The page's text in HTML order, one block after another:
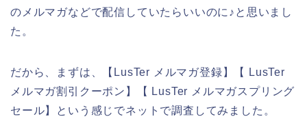
のメルマガなどで配信していたらいいのに♪と思いまし
た。
だから、まずは、【LusTer メルマガ登録】【 LusTer
メルマガ割引クーポン】【 LusTer メルマガスプリング
セール】という感じでネットで調査してみました。